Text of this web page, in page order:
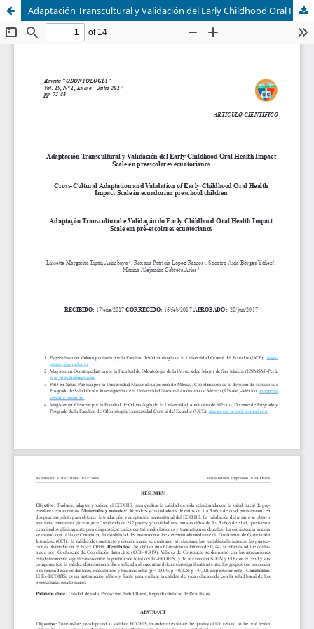
Adaptación Transcultural y Validación del Early Childhood Oral Health Impact Scale en preescolares ecuatorianos